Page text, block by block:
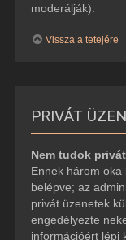
moderálják).
Vissza a tetejére
PRIVÁT
Nem tudok
Ennek három
belépve; az
privát üzenetek
engedélyezte
információért lépj